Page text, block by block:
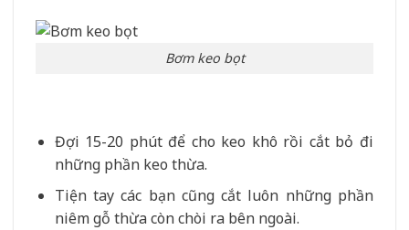
Bơm keo bọt
Đợi 15-20 phút để cho keo khô rồi cắt bỏ đi
những phần keo thừa.
Tiện tay các bạn cũng cắt luôn những phần
niêm gỗ thừa còn chòi ra bên ngoài.